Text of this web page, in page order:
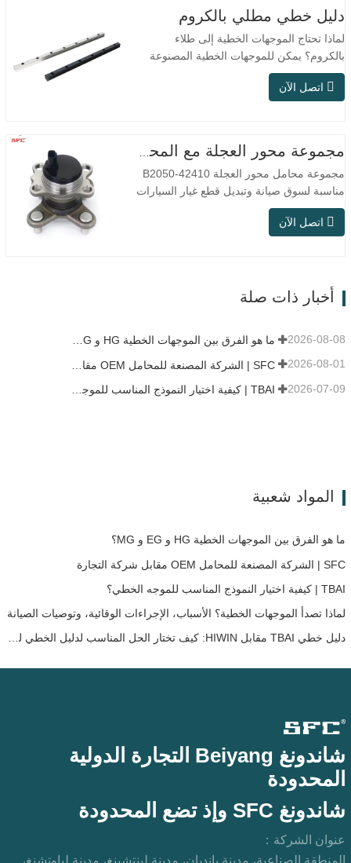
ومناسب للمعدات الدقيقة التي تتطلب مساحة
تركيب عالية؛ بينما تعتمد MGWR تصميم
سكة…
دليل خطي مطلي بالكروم
لماذا تحتاج الموجهات الخطية إلى طلاء
بالكروم؟ يمكن للموجهات الخطية المصنوعة
من الفولاذ العادي تلبية الاحتياجات التشغيلية
الأساسية في البيئات الجافة الداخلية التقليدية،
والمعدات الخارجية، وورش المعالجة الرطبة،
وظروف العمل…
اتصل الآن
مجموعة محور العجلة مع المحمل 42410-B2050
مجموعة محامل محور العجلة 42410-B2050
مناسبة لسوق صيانة وتبديل قطع غيار السيارات
بعد البيع، وتلبي متطلبات الاستخدام في التنقل
اليومي، والقيادة لمسافات طويلة، وظروف
إتش-882…
اتصل الآن
أخبار ذات صلة
ما هو الفرق بين الموجهات الخطية HG و EG و MG؟ 2026-08-08
2026-08-01
2026-07-09
المواد شعبية
ما هو الفرق بين الموجهات الخطية HG و EG و MG؟
SFC | الشركة المصنعة للمحامل OEM مقابل شركة التجارة
TBAI | كيفية اختيار النموذج المناسب للموجه الخطي؟
لماذا تصدأ الموجهات الخطية؟ الأسباب، الإجراءات الوقائية، وتوصيات الصيانة
دليل خطي TBAI مقابل HIWIN: كيف تختار الحل المناسب لدليل الخطي لجهازك؟
شاندونغ Beiyang التجارة الدولية
المحدودة
شاندونغ SFC وإذ تضع المحدودة
عنوان الشركة：
المنطقة الصناعية، مدينة يانديان، مدينة لينتشينغ، مدينة لياوتشنغ،